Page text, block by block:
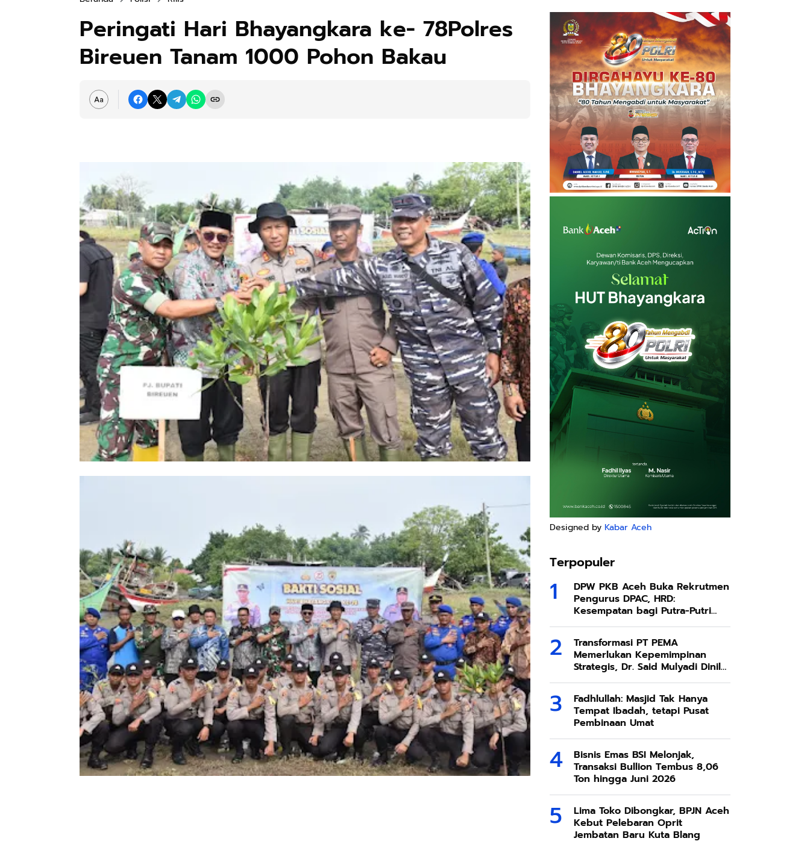
Peringati Hari Bhayangkara ke- 78Polres
Bireuen Tanam 1000 Pohon Bakau
Designed by Kabar Aceh
Terpopuler
DPW PKB Aceh Buka Rekrutmen
Pengurus DPAC, HRD:
Kesempatan bagi Putra-Putri
Terbaik Aceh
Transformasi PT PEMA
Memerlukan Kepemimpinan
Strategis, Dr. Said Mulyadi Dinilai
Memenuhi Kriteria
Fadhlullah: Masjid Tak Hanya
Tempat Ibadah, tetapi Pusat
Pembinaan Umat
Bisnis Emas BSI Melonjak,
Transaksi Bullion Tembus 8,06
Ton hingga Juni 2026
Lima Toko Dibongkar, BPJN Aceh
Kebut Pelebaran Oprit
Jembatan Baru Kuta Blang